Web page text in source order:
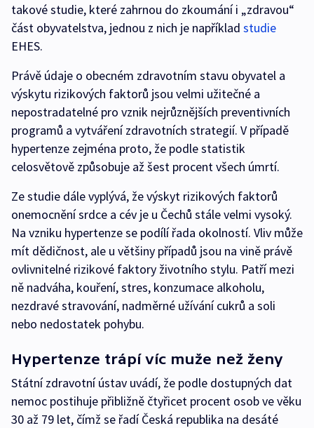
takové studie, které zahrnou do zkoumání i „zdravou“
část obyvatelstva, jednou z nich je například studie
EHES.
Právě údaje o obecném zdravotním stavu obyvatel a
výskytu rizikových faktorů jsou velmi užitečné a
nepostradatelné pro vznik nejrůznějších preventivních
programů a vytváření zdravotních strategií. V případě
hypertenze zejména proto, že podle statistik
celosvětově způsobuje až šest procent všech úmrtí.
Ze studie dále vyplývá, že výskyt rizikových faktorů
onemocnění srdce a cév je u Čechů stále velmi vysoký.
Na vzniku hypertenze se podílí řada okolností. Vliv může
mít dědičnost, ale u většiny případů jsou na vině právě
ovlivnitelné rizikové faktory životního stylu. Patří mezi
ně nadváha, kouření, stres, konzumace alkoholu,
nezdravé stravování, nadměrné užívání cukrů a soli
nebo nedostatek pohybu.
Hypertenze trápí víc muže než ženy
Státní zdravotní ústav uvádí, že podle dostupných dat
nemoc postihuje přibližně čtyřicet procent osob ve věku
30 až 79 let, čímž se řadí Česká republika na desáté